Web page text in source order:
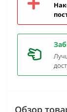
Обзор